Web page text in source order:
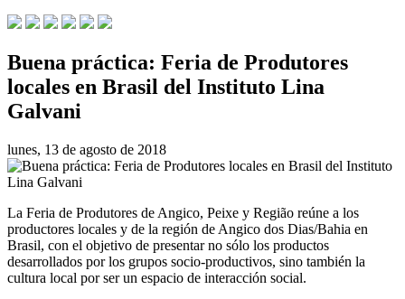
Buena práctica: Feria de Produtores
locales en Brasil del Instituto Lina
Galvani
lunes, 13 de agosto de 2018
La Feria de Produtores de Angico, Peixe y Região reúne a los
productores locales y de la región de Angico dos Dias/Bahia en
Brasil, con el objetivo de presentar no sólo los productos
desarrollados por los grupos socio-productivos, sino también la
cultura local por ser un espacio de interacción social.